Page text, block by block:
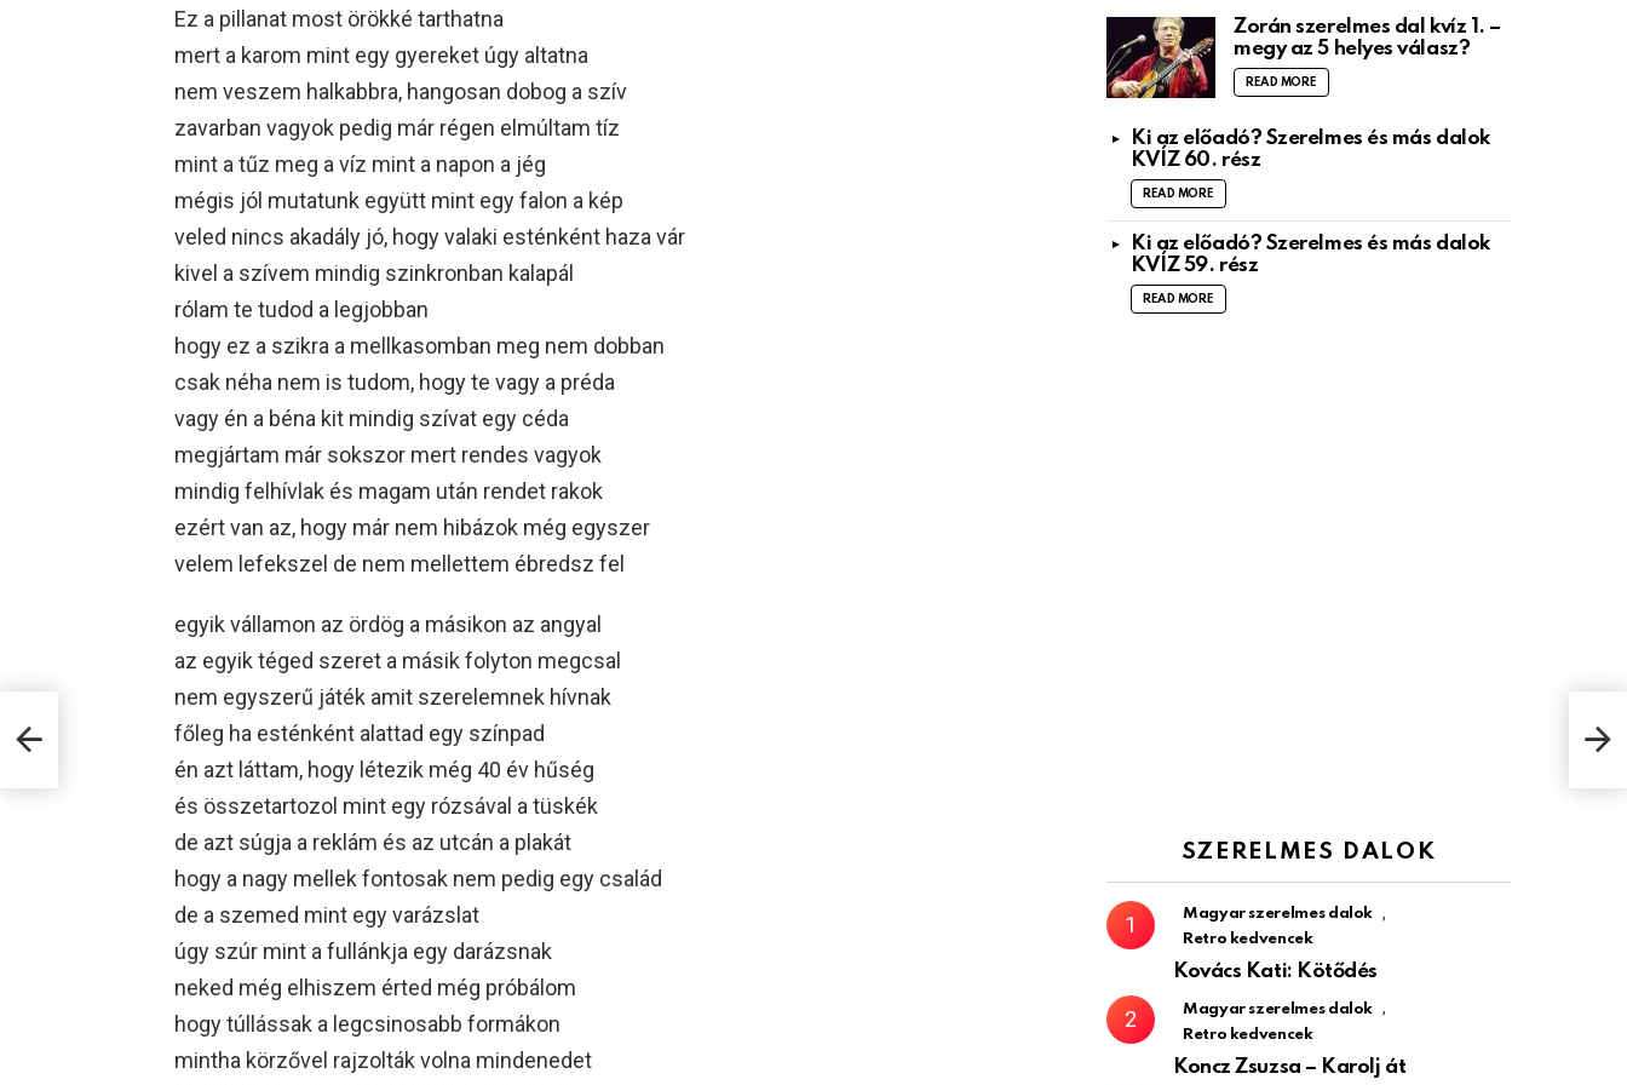
Ez a pillanat most örökké tarthatna
mert a karom mint egy gyereket úgy altatna
nem veszem halkabbra, hangosan dobog a szív
zavarban vagyok pedig már régen elmúltam tíz
mint a tűz meg a víz mint a napon a jég
mégis jól mutatunk együtt mint egy falon a kép
veled nincs akadály jó, hogy valaki esténként haza vár
kivel a szívem mindig szinkronban kalapál
rólam te tudod a legjobban
hogy ez a szikra a mellkasomban meg nem dobban
csak néha nem is tudom, hogy te vagy a préda
vagy én a béna kit mindig szívat egy céda
megjártam már sokszor mert rendes vagyok
mindig felhívlak és magam után rendet rakok
ezért van az, hogy már nem hibázok még egyszer
velem lefekszel de nem mellettem ébredsz fel
egyik vállamon az ördög a másikon az angyal
az egyik téged szeret a másik folyton megcsal
nem egyszerű játék amit szerelemnek hívnak
főleg ha esténként alattad egy színpad
én azt láttam, hogy létezik még 40 év hűség
és összetartozol mint egy rózsával a tüskék
de azt súgja a reklám és az utcán a plakát
hogy a nagy mellek fontosak nem pedig egy család
de a szemed mint egy varázslat
úgy szúr mint a fullánkja egy darázsnak
neked még elhiszem érted még próbálom
hogy túllássak a legcsinosabb formákon
mintha körzővel rajzolták volna mindenedet
Zorán szerelmes dal kvíz 1. –
megy az 5 helyes válasz?
READ MORE
Ki az előadó? Szerelmes és más dalok
KVÍZ 60. rész
READ MORE
Ki az előadó? Szerelmes és más dalok
KVÍZ 59. rész
READ MORE
SZERELMES DALOK
Magyar szerelmes dalok ,
Retro kedvencek
Kovács Kati: Kötődés
Magyar szerelmes dalok ,
Retro kedvencek
Koncz Zsuzsa – Karolj át